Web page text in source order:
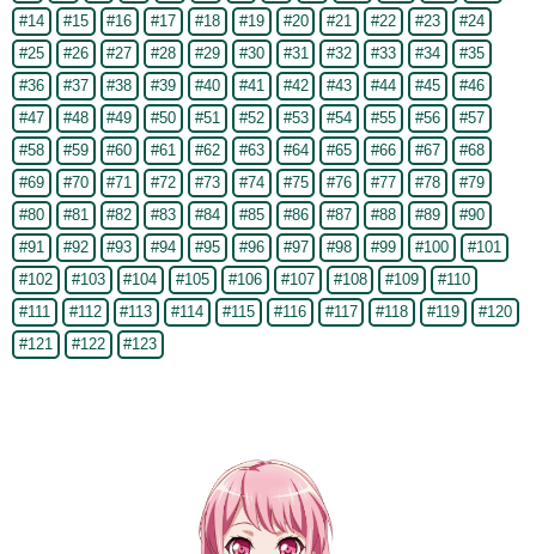
#14
#15 #16 #17 #18 #19 #20 #21 #22 #23
#24
#25
#26 #27 #28 #29 #30 #31 #32 #33 #34
#35
#36
#37 #38 #39 #40 #41 #42 #43 #44 #45
#46
#47
#48 #49 #50 #51 #52 #53 #54 #55 #56
#57
#58
#59 #60 #61 #62 #63 #64 #65 #66 #67
#68
#69
#70 #71 #72 #73 #74 #75 #76 #77 #78
#79
#80
#81 #82 #83 #84 #85 #86 #87 #88 #89
#90
#91
#92 #93 #94 #95 #96 #97 #98 #99 #100
#101
#102
#103 #104 #105 #106 #107 #108 #109
#110
#111
#112 #113 #114 #115 #116 #117 #118 #119
#120
#121
#122 #123